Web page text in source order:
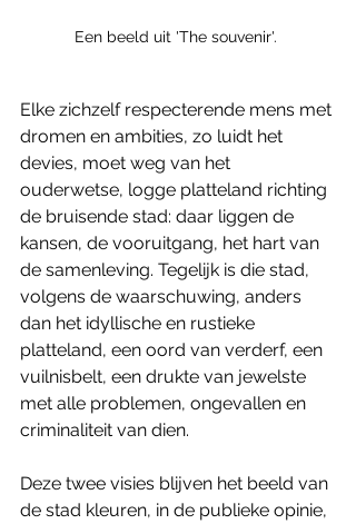
Een beeld uit 'The souvenir'.
Elke zichzelf respecterende mens met
dromen en ambities, zo luidt het
devies, moet weg van het
ouderwetse, logge platteland richting
de bruisende stad: daar liggen de
kansen, de vooruitgang, het hart van
de samenleving. Tegelijk is die stad,
volgens de waarschuwing, anders
dan het idyllische en rustieke
platteland, een oord van verderf, een
vuilnisbelt, een drukte van jewelste
met alle problemen, ongevallen en
criminaliteit van dien.
Deze twee visies blijven het beeld van
de stad kleuren, in de publieke opinie,